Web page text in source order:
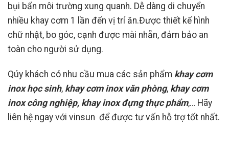
bụi bẩn môi trường xung quanh. Dễ dàng di chuyển
nhiều khay cơm 1 lần đến vị trí ăn.Được thiết kế hình
chữ nhật, bo góc, cạnh được mài nhẵn, đảm bảo an
toàn cho người sử dụng.
Qúy khách có nhu cầu mua các sản phẩm khay cơm
inox học sinh, khay cơm inox văn phòng, khay cơm
inox công nghiệp, khay inox đựng thực phẩm,… Hãy
liên hệ ngay với vinsun để được tư vấn hỗ trợ tốt nhất.